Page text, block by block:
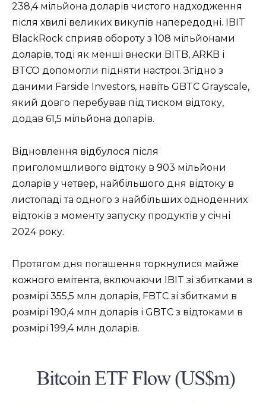
238,4 мільйона доларів чистого надходження
після хвилі великих викупів напередодні. IBIT
BlackRock сприяв обороту з 108 мільйонами
доларів, тоді як менші внески BITB, ARKB і
BTCO допомогли підняти настрої. Згідно з
даними Farside Investors, навіть GBTC Grayscale,
який довго перебував під тиском відтоку,
додав 61,5 мільйона доларів.
Відновлення відбулося після
приголомшливого відтоку в 903 мільйони
доларів у четвер, найбільшого дня відтоку в
листопаді та одного з найбільших одноденних
відтоків з моменту запуску продуктів у січні
2024 року.
Протягом дня погашення торкнулися майже
кожного емітента, включаючи IBIT зі збитками в
розмірі 355,5 млн доларів, FBTC зі збитками в
розмірі 190,4 млн доларів і GBTC з відтоками в
розмірі 199,4 млн доларів.